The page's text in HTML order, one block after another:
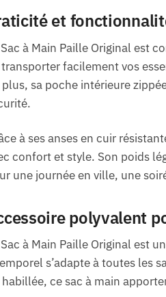
et
à Main Paille Original est
facilement vos
plus, sa poche intérieure
à ses anses en cuir
confort et style. Son poids
une journée en ville, une
polyvalent
à Main Paille Original est
s’adapte à toutes les
ce sac à main